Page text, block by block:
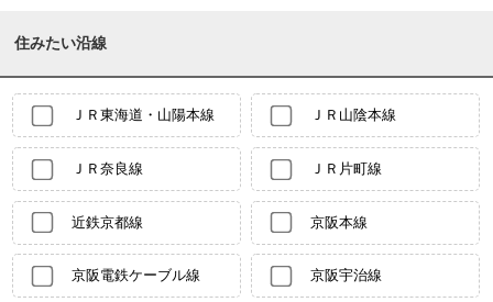
住みたい沿線
ＪＲ東海道・山陽本線 ＪＲ山陰本線
ＪＲ奈良線 ＪＲ片町線
近鉄京都線 京阪本線
京阪電鉄ケーブル線 京阪宇治線